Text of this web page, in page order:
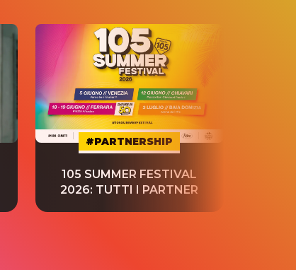
#PARTNERSHIP
105 SUMMER FESTIVAL
2026: TUTTI I PARTNER